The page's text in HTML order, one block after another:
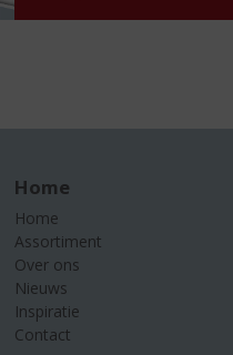
Home
Home
Assortiment
Over ons
Nieuws
Inspiratie
Contact